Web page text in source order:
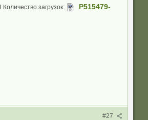
Количество загрузок:
P515479-
#27